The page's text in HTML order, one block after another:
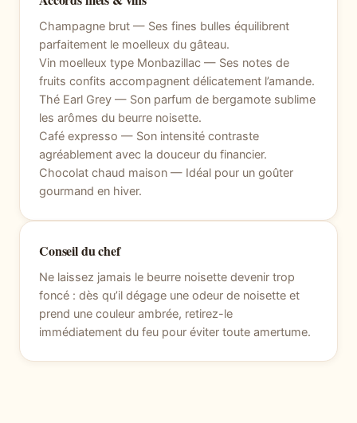
Champagne brut — Ses fines bulles équilibrent
parfaitement le moelleux du gâteau.
Vin moelleux type Monbazillac — Ses notes de
fruits confits accompagnent délicatement l’amande.
Thé Earl Grey — Son parfum de bergamote sublime
les arômes du beurre noisette.
Café expresso — Son intensité contraste
agréablement avec la douceur du financier.
Chocolat chaud maison — Idéal pour un goûter
gourmand en hiver.
Conseil du chef
Ne laissez jamais le beurre noisette devenir trop
foncé : dès qu’il dégage une odeur de noisette et
prend une couleur ambrée, retirez-le
immédiatement du feu pour éviter toute amertume.